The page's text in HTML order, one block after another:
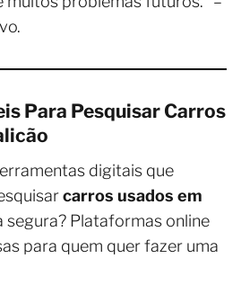
Para Pesquisar Carros
digitais que
carros usados em
segura? Plataformas online
para quem quer fazer uma